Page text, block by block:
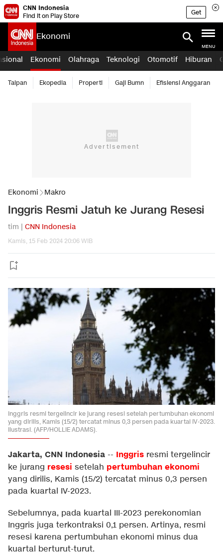
CNN Indonesia
Find it on Play Store
Get
Ekonomi
MENU
Ekonomi Olahraga Teknologi Otomotif Hiburan
Taipan Ekopedia Properti Gaji Bumn Efisiensi Anggaran
Ekonomi Makro
Inggris Resmi Jatuh ke Jurang Resesi
tim | CNN Indonesia
Kamis, 15 Feb 2024 20:06 WIB
Inggris resmi tergelincir ke jurang resesi setelah pertumbuhan ekonomi
yang dirilis, Kamis (15/2) tercatat minus 0,3 persen pada kuartal IV-2023.
Ilustrasi. (AFP/HOLLIE ADAMS).
Jakarta, CNN Indonesia -- Inggris resmi tergelincir
ke jurang resesi setelah pertumbuhan ekonomi
yang dirilis, Kamis (15/2) tercatat minus 0,3 persen
pada kuartal IV-2023.
Sebelumnya, pada kuartal III-2023 perekonomian
Inggris juga terkontraksi 0,1 persen. Artinya, resmi
resesi karena pertumbuhan ekonomi minus dua
kuartal berturut-turut.